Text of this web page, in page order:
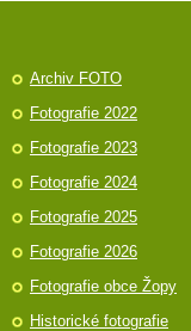
Archiv FOTO
Fotografie 2022
Fotografie 2023
Fotografie 2024
Fotografie 2025
Fotografie 2026
Fotografie obce Žopy
Historické fotografie